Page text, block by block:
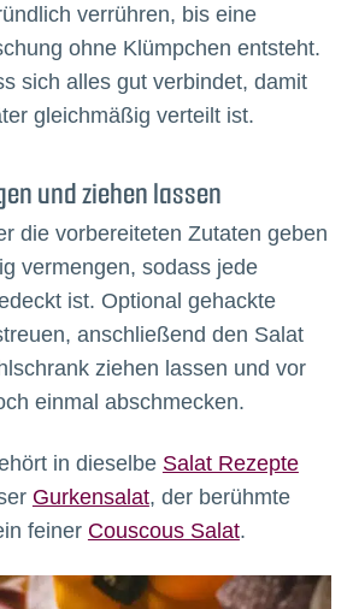
verrühren, bis eine
ohne Klümpchen entsteht.
sich alles gut verbindet, damit
gleichmäßig verteilt ist.
und ziehen lassen
die vorbereiteten Zutaten geben
vermengen, sodass jede
ist. Optional gehackte
anschließend den Salat
ziehen lassen und vor
einmal abschmecken.
in dieselbe Salat Rezepte
Gurkensalat, der berühmte
feiner Couscous Salat.